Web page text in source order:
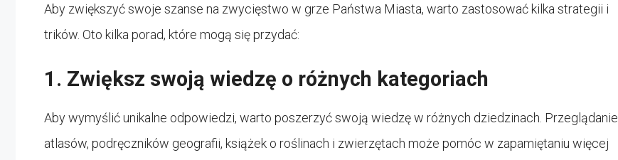
Aby zwiększyć swoje szanse na zwycięstwo w grze Państwa Miasta, warto zastosować kilka strategii i
trików. Oto kilka porad, które mogą się przydać:
1. Zwiększ swoją wiedzę o różnych kategoriach
Aby wymyślić unikalne odpowiedzi, warto poszerzyć swoją wiedzę w różnych dziedzinach. Przeglądanie
atlasów, podręczników geografii, książek o roślinach i zwierzętach może pomóc w zapamiętaniu więcej